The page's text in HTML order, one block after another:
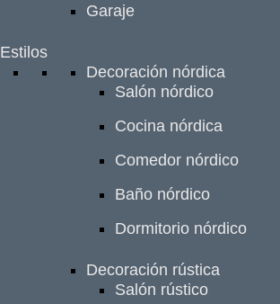
Garaje
Estilos
Decoración nórdica
Salón nórdico
Cocina nórdica
Comedor nórdico
Baño nórdico
Dormitorio nórdico
Decoración rústica
Salón rústico